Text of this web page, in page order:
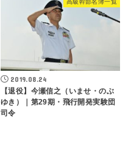
高級幹部名簿一覧
2019.08.24
【退役】今瀬信之（いませ・のぶ
ゆき）｜第29期・飛行開発実験団
司令